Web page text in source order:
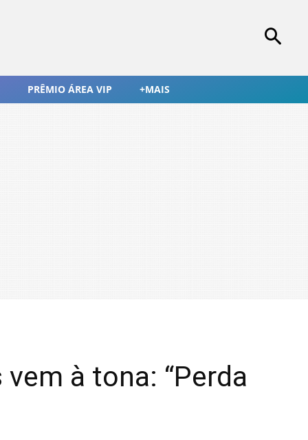
PRÊMIO ÁREA VIP +MAIS
à tona: “Perda